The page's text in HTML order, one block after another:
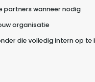
partners wanneer nodig
organisatie
die volledig intern op te